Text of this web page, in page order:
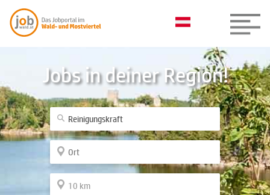
Jobs in deiner Region!